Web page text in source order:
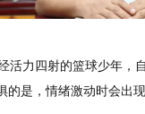
活力四射的篮球少年，
的是，情绪激动时会出